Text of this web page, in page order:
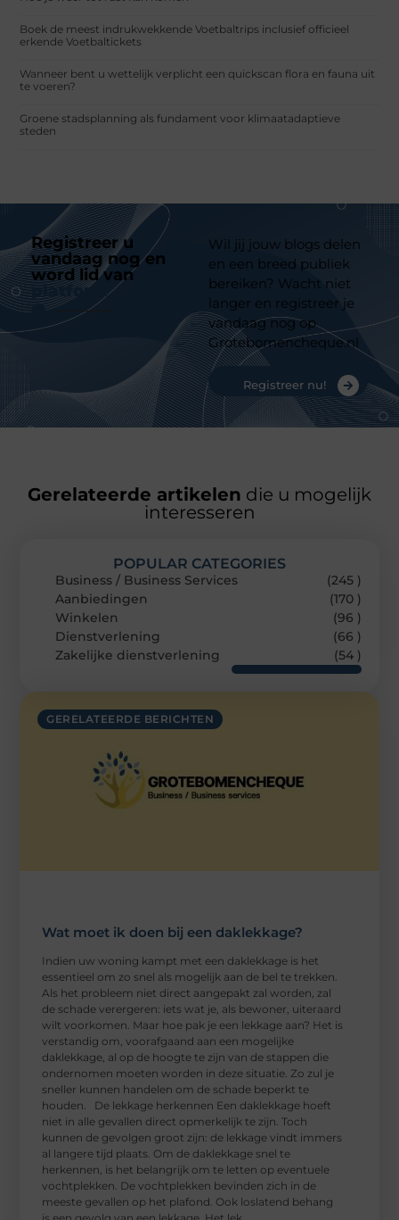
Boek de meest indrukwekkende Voetbaltrips inclusief officieel
erkende Voetbaltickets
Wanneer bent u wettelijk verplicht een quickscan flora en fauna uit
te voeren?
Groene stadsplanning als fundament voor klimaatadaptieve
steden
Registreer u
vandaag nog en
word lid van
platform
Wil jij jouw blogs delen
en een breed publiek
bereiken? Wacht niet
langer en registreer je
vandaag nog op
Grotebomencheque.nl
Registreer nu!
Gerelateerde artikelen die u mogelijk
interesseren
GERELATEERDE BERICHTEN
Wat moet ik doen bij een daklekkage?
Indien uw woning kampt met een daklekkage is het
essentieel om zo snel als mogelijk aan de bel te trekken.
Als het probleem niet direct aangepakt zal worden, zal
de schade verergeren: iets wat je, als bewoner, uiteraard
wilt voorkomen. Maar hoe pak je een lekkage aan? Het is
verstandig om, voorafgaand aan een mogelijke
daklekkage, al op de hoogte te zijn van de stappen die
ondernomen moeten worden in deze situatie. Zo zul je
sneller kunnen handelen om de schade beperkt te
houden. De lekkage herkennen Een daklekkage hoeft
niet in alle gevallen direct opmerkelijk te zijn. Toch
kunnen de gevolgen groot zijn: de lekkage vindt immers
al langere tijd plaats. Om de daklekkage snel te
herkennen, is het belangrijk om te letten op eventuele
vochtplekken. De vochtplekken bevinden zich in de
meeste gevallen op het plafond. Ook loslatend behang
POPULAR CATEGORIES
Business / Business Services
(245 )
Aanbiedingen
(170 )
Winkelen
(96 )
Dienstverlening
(66 )
Zakelijke dienstverlening
(54 )